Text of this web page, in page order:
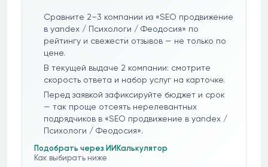
Сравните 2–3 компании из «SEO продвижение
в yandex / Психологи / Феодосия» по
рейтингу и свежести отзывов — не только по
цене.
В текущей выдаче 2 компании: смотрите
скорость ответа и набор услуг на карточке.
Перед заявкой зафиксируйте бюджет и срок
— так проще отсеять нерелевантных
подрядчиков в «SEO продвижение в yandex /
Психологи / Феодосия».
Подобрать через ИИ Калькулятор
Как выбирать ниже